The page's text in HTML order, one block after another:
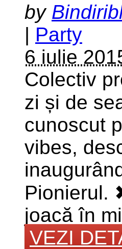
by
| Party
6 iulie
Colectiv
zi și de
cunoscut
vibes,
Pionierul.
joacă în
VEZI